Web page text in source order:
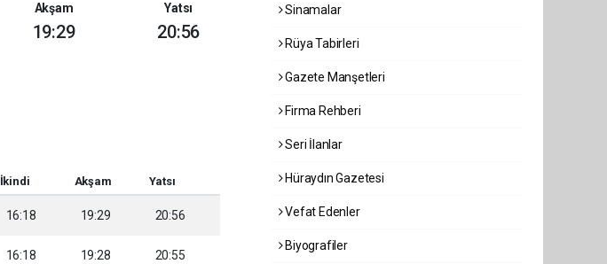
Akşam
19:29
Yatsı
20:56
İkindi Akşam Yatsı
16:18 19:29 20:56
16:18 19:28 20:55
Sinamalar
Rüya Tabirleri
Gazete Manşetleri
Firma Rehberi
Seri İlanlar
Hüraydın Gazetesi
Vefat Edenler
Biyografiler